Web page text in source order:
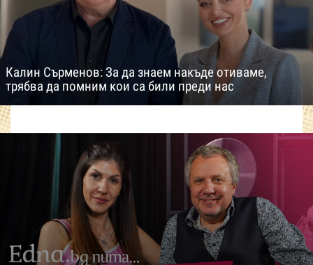
Калин Сърменов: За да знаем накъде отиваме,
трябва да помним кои са били преди нас